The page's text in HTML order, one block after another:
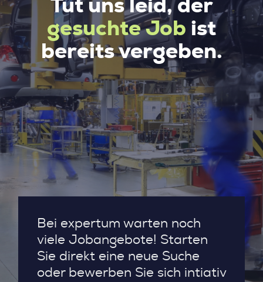
Tut uns leid, der
gesuchte Job ist
bereits vergeben.
Bei expertum warten noch
viele Jobangebote! Starten
Sie direkt eine neue Suche
oder bewerben Sie sich intiativ